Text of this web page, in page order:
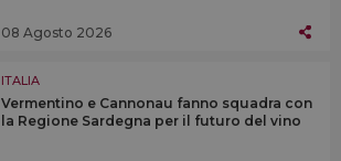
08 Agosto 2026
ITALIA
Vermentino e Cannonau fanno squadra con
la Regione Sardegna per il futuro del vino